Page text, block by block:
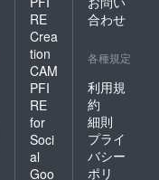
RE
Crea
tion
CAM
PFI
RE
for
Soci
al
Goo
合わせ
各種規定
利用規
約
細則
プライ
バシー
ポリ